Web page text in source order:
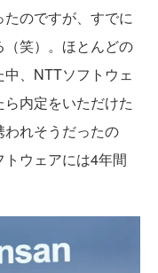
のですが、すでに
笑）。ほとんどの
、NTTソフトウェ
内定をいただけた
れそうだったの
ウェアには4年間